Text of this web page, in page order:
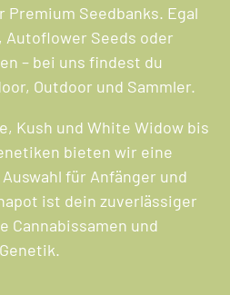
Seedbanks. Egal
Seeds oder
– bei uns findest du
Outdoor und Sammler.
Kush und White Widow bis
bieten wir eine
für Anfänger und
ist dein zuverlässiger
Cannabissamen und